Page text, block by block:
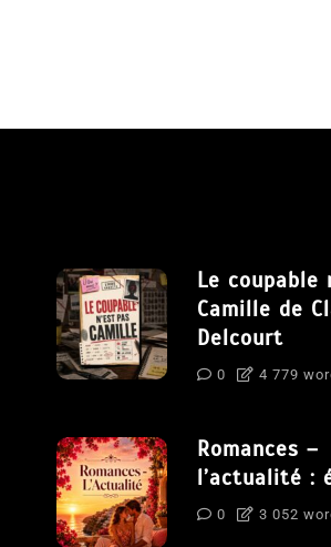
Le coupable
Camille de
Delcourt
0 4 779
Romances –
l’actualité :
0 3 052